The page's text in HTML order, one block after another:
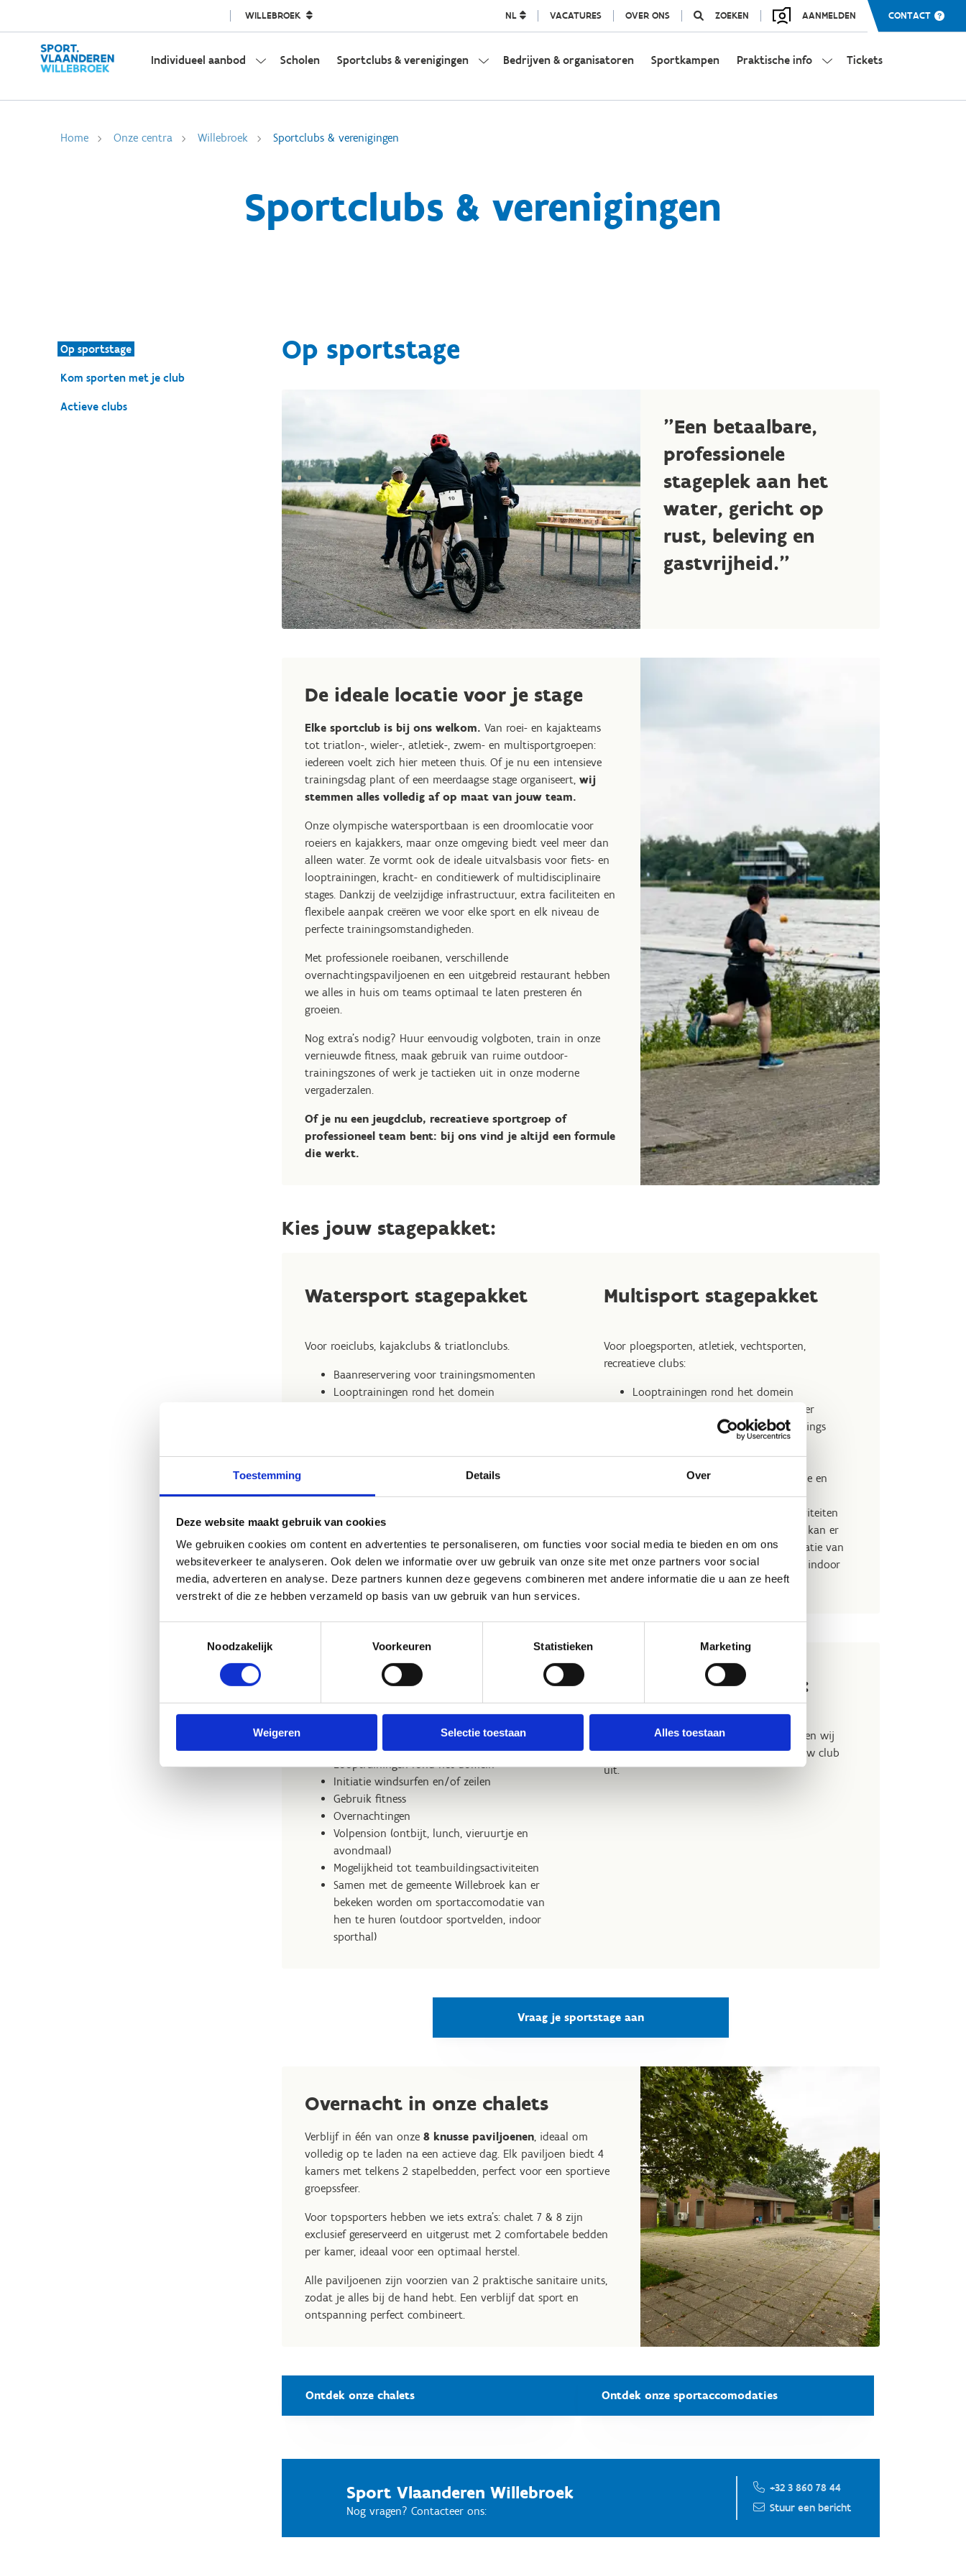
Toestemming Details Over
Deze website maakt gebruik van cookies
We gebruiken cookies om content en advertenties te personaliseren, om functies voor social media te bieden en om ons
websiteverkeer te analyseren. Ook delen we informatie over uw gebruik van onze site met onze partners voor social
media, adverteren en analyse. Deze partners kunnen deze gegevens combineren met andere informatie die u aan ze heeft
verstrekt of die ze hebben verzameld op basis van uw gebruik van hun services.
Noodzakelijk
Voorkeuren Statistieken Marketing
Weigeren Selectie toestaan Alles toestaan
WILLEBROEK NL VACATURES OVER ONS ZOEKEN AANMELDEN CONTACT
Individueel aanbod Scholen Sportclubs & verenigingen Bedrijven & organisatoren Sportkampen Praktische info Tickets
Home Onze centra Willebroek Sportclubs & verenigingen
Sportclubs & verenigingen
Op sportstage
Kom sporten met je club
Actieve clubs
Op sportstage
"Een betaalbare,
professionele
stageplek aan het
water, gericht op
rust, beleving en
gastvrijheid."
De ideale locatie voor je stage
Elke sportclub is bij ons welkom. Van roei- en kajakteams
tot triatlon-, wieler-, atletiek-, zwem- en multisportgroepen:
iedereen voelt zich hier meteen thuis. Of je nu een intensieve
trainingsdag plant of een meerdaagse stage organiseert, wij
stemmen alles volledig af op maat van jouw team.
Onze olympische watersportbaan is een droomlocatie voor
roeiers en kajakkers, maar onze omgeving biedt veel meer dan
alleen water. Ze vormt ook de ideale uitvalsbasis voor fiets- en
looptrainingen, kracht- en conditiewerk of multidisciplinaire
stages. Dankzij de veelzijdige infrastructuur, extra faciliteiten en
flexibele aanpak creëren we voor elke sport en elk niveau de
perfecte trainingsomstandigheden.
Met professionele roeibanen, verschillende
overnachtingspaviljoenen en een uitgebreid restaurant hebben
we alles in huis om teams optimaal te laten presteren én
groeien.
Nog extra’s nodig? Huur eenvoudig volgboten, train in onze
vernieuwde fitness, maak gebruik van ruime outdoor-
trainingszones of werk je tactieken uit in onze moderne
vergaderzalen.
Of je nu een jeugdclub, recreatieve sportgroep of
professioneel team bent: bij ons vind je altijd een formule
die werkt.
Kies jouw stagepakket:
Watersport stagepakket
Voor roeiclubs, kajakclubs & triatlonclubs.
Baanreservering voor trainingsmomenten
Looptrainingen rond het domein
Overnachtingen
Volpension (ontbijt, lunch, vieruurtje en
avondmaal)
Multisport stagepakket
Voor ploegsporten, atletiek, vechtsporten,
recreatieve clubs:
Looptrainingen rond het domein
Core/conditietraining rond het water
Vergaderruimte voor tactische meetings
Overnachtingen
Volpension (ontbijt, lunch, vieruurtje en
avondmaal)
Mogelijkheid tot teambuildingsactiviteiten
Samen met de gemeente Willebroek kan er
bekeken worden om sportaccomodatie van
hen te huren (outdoor sportvelden, indoor
sporthal)
Jeugdclub stagepakket
Voor alle sportclubs met een jeugdafdeling:
Looptrainingen rond het domein
Initiatie windsurfen en/of zeilen
Gebruik fitness
Overnachtingen
Volpension (ontbijt, lunch, vieruurtje en
avondmaal)
Mogelijkheid tot teambuildingsactiviteiten
Samen met de gemeente Willebroek kan er
bekeken worden om sportaccomodatie van
hen te huren (outdoor sportvelden, indoor
sporthal)
Stagepakket op maat:
Toch nog andere noden? Contacteer ons en wij
werken een stagepakket op maat van jouw club
uit.
Vraag je sportstage aan
Overnacht in onze chalets
Verblijf in één van onze 8 knusse paviljoenen , ideaal om
volledig op te laden na een actieve dag. Elk paviljoen biedt 4
kamers met telkens 2 stapelbedden, perfect voor een sportieve
groepssfeer.
Voor topsporters hebben we iets extra's: chalet 7 & 8 zijn
exclusief gereserveerd en uitgerust met 2 comfortabele bedden
per kamer, ideaal voor een optimaal herstel.
Alle paviljoenen zijn voorzien van 2 praktische sanitaire units,
zodat je alles bij de hand hebt. Een verblijf dat sport en
ontspanning perfect combineert.
Ontdek onze chalets Ontdek onze sportaccomodaties
Sport Vlaanderen Willebroek
Nog vragen? Contacteer ons:
+32 3 860 78 44
Stuur een bericht